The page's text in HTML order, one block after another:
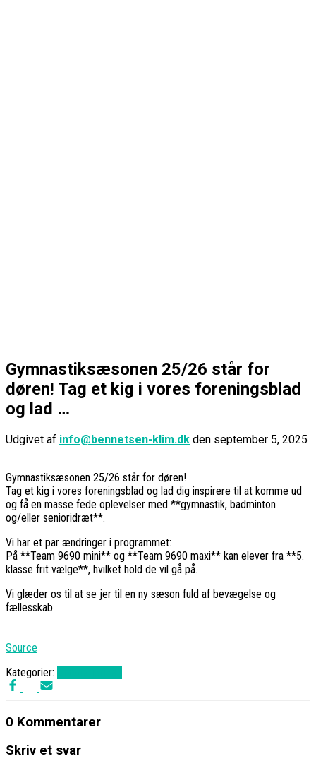
Gymnastiksæsonen 25/26 står for
døren! Tag et kig i vores foreningsblad
og lad …
Udgivet af info@bennetsen-klim.dk den september 5, 2025
Gymnastiksæsonen 25/26 står for døren!
Tag et kig i vores foreningsblad og lad dig inspirere til at komme ud
og få en masse fede oplevelser med **gymnastik, badminton
og/eller senioridræt**.
Vi har et par ændringer i programmet:
På **Team 9690 mini** og **Team 9690 maxi** kan elever fra **5.
klasse frit vælge**, hvilket hold de vil gå på.
Vi glæder os til at se jer til en ny sæson fuld af bevægelse og
fællesskab
Source
Kategorier:
0 Kommentarer
Skriv et svar